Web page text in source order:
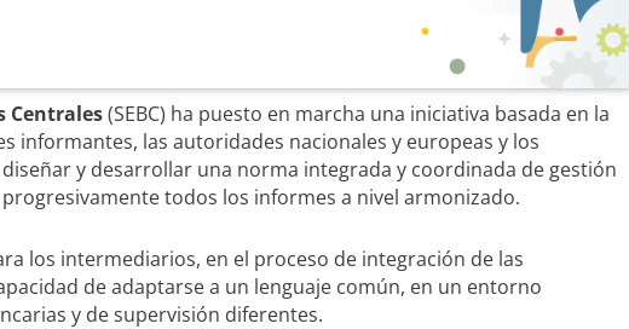
Centrales(SEBC) ha puesto en marcha una iniciativa basada en la
informantes, las autoridades nacionales y europeas y los
y desarrollar una norma integrada y coordinada de gestión
todos los informes a nivel armonizado.
los intermediarios, en el proceso de integración de las
de adaptarse a un lenguaje común, en un entorno
y de supervisión diferentes.